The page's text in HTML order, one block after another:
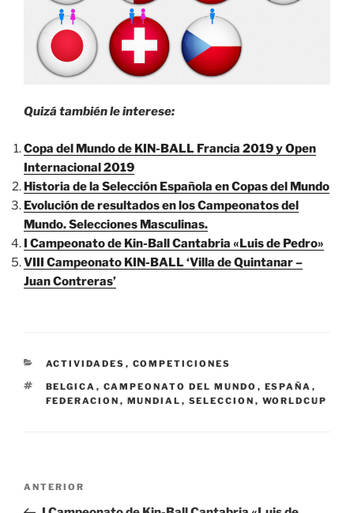
Quizá también le interese:
Copa del Mundo de KIN-BALL Francia 2019 y Open
Internacional 2019
Historia de la Selección Española en Copas del Mundo
Evolución de resultados en los Campeonatos del
Mundo. Selecciones Masculinas.
I Campeonato de Kin-Ball Cantabria «Luis de Pedro»
VIII Campeonato KIN-BALL ‘Villa de Quintanar –
Juan Contreras’
CATEGORÍAS
ACTIVIDADES , COMPETICIONES
ETIQUETAS
BELGICA , CAMPEONATO DEL MUNDO , ESPAÑA ,
FEDERACION , MUNDIAL , SELECCION , WORLDCUP
Navegación
Entrada
anterior:
ANTERIOR